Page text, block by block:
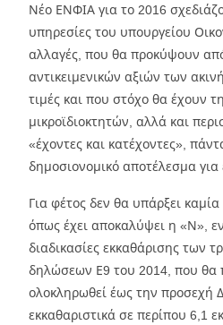
Νέο ΕΝΦΙΑ για το 2016
υπηρεσίες του υπουργείου
αλλαγές, που θα προκύψουν
αντικειμενικών αξιών των
τιμές και που στόχο θα έχουν
μικροϊδιοκτητών, αλλά και
«έχοντες και κατέχοντες»,
δημοσιονομικό αποτέλεσμα
Για φέτος δεν θα υπάρξει
όπως έχει αποκαλύψει η «Ν»,
διαδικασίες εκκαθάρισης των
δηλώσεων Ε9 του 2014, που θα
ολοκληρωθεί έως την προσεχή
εκκαθαριστικά σε περίπου 6,1